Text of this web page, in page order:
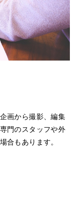
画から撮影、編集
門のスタッフや外
合もあります。